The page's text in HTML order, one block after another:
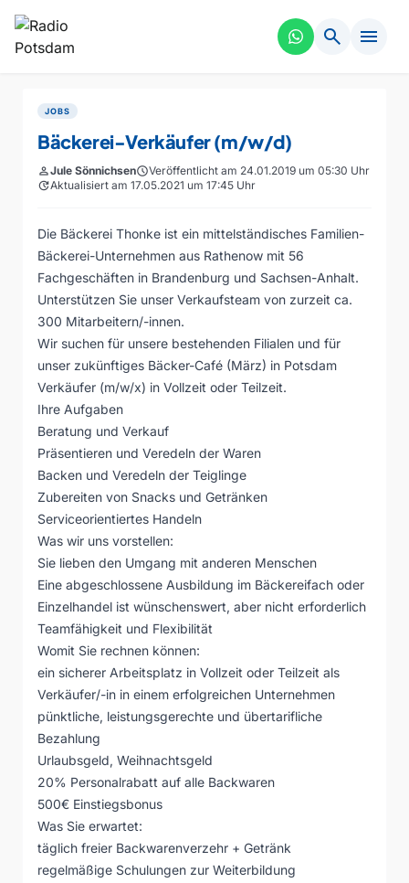
search menu
JOBS
Bäckerei-Verkäufer (m/w/d)
personJule SönnichsenscheduleVeröffentlicht am 24.01.2019 um 05:30 Uhr
updateAktualisiert am 17.05.2021 um 17:45 Uhr
Die Bäckerei Thonke ist ein mittelständisches Familien-
Bäckerei-Unternehmen aus Rathenow mit 56
Fachgeschäften in Brandenburg und Sachsen-Anhalt.
Unterstützen Sie unser Verkaufsteam von zurzeit ca.
300 Mitarbeitern/-innen.
Wir suchen für unsere bestehenden Filialen und für
unser zukünftiges Bäcker-Café (März) in Potsdam
Verkäufer (m/w/x) in Vollzeit oder Teilzeit.
Ihre Aufgaben
Beratung und Verkauf
Präsentieren und Veredeln der Waren
Backen und Veredeln der Teiglinge
Zubereiten von Snacks und Getränken
Serviceorientiertes Handeln
Was wir uns vorstellen:
Sie lieben den Umgang mit anderen Menschen
Eine abgeschlossene Ausbildung im Bäckereifach oder
Einzelhandel ist wünschenswert, aber nicht erforderlich
Teamfähigkeit und Flexibilität
Womit Sie rechnen können:
ein sicherer Arbeitsplatz in Vollzeit oder Teilzeit als
Verkäufer/-in in einem erfolgreichen Unternehmen
pünktliche, leistungsgerechte und übertarifliche
Bezahlung
Urlaubsgeld, Weihnachtsgeld
20% Personalrabatt auf alle Backwaren
500€ Einstiegsbonus
Was Sie erwartet:
täglich freier Backwarenverzehr + Getränk
regelmäßige Schulungen zur Weiterbildung